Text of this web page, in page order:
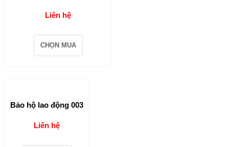
Liên hệ
CHỌN MUA
Bảo hộ lao động 003
Liên hệ